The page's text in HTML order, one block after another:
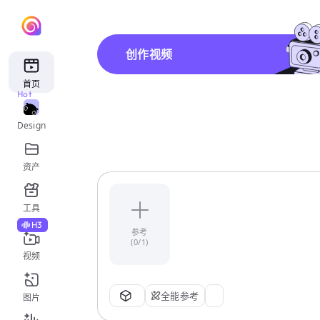
首页
Design
Hot
资产
工具
视频
H3
图片
创作视频
参考
(0/1)
全能参考